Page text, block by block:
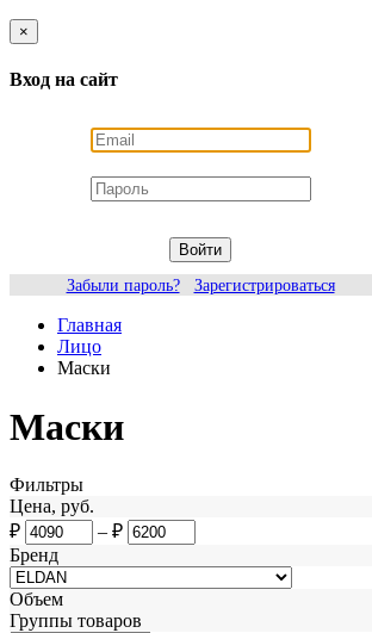
×
Вход на сайт
Войти
Забыли пароль?
Зарегистрироваться
Главная
Лицо
Маски
Маски
Фильтры
Цена, руб.
₽
– ₽
Бренд
Объем
Группы товаров